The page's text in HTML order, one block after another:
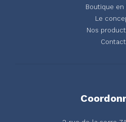
Boutique en
Le
Nos
Contact